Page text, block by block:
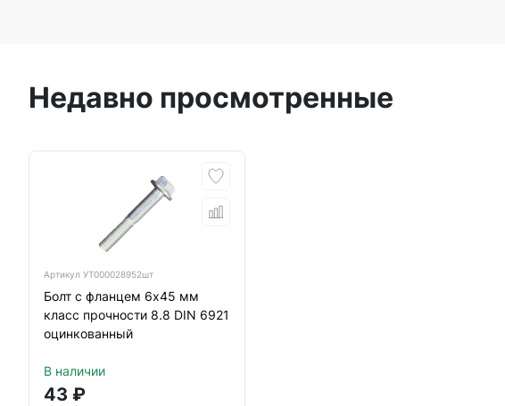
Недавно просмотренные
Артикул УТ000028952шт
Болт с фланцем 6х45 мм
класс прочности 8.8 DIN 6921
оцинкованный
В наличии
43 ₽